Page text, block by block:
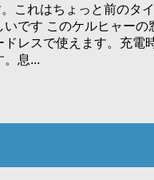
これはちょっと前のタ
いです このケルヒャーの
ドレスで使えます。充電
。息...